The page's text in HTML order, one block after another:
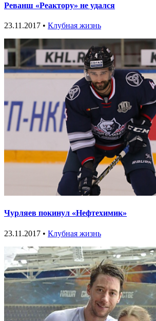
Реванш «Реактору» не удался
23.11.2017 • Клубная жизнь
Чурляев покинул «Нефтехимик»
23.11.2017 • Клубная жизнь